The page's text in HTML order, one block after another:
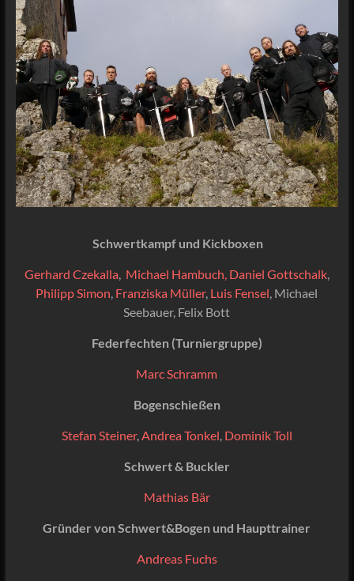
Schwertkampf und Kickboxen
Gerhard Czekalla, Michael Hambuch, Daniel Gottschalk,
Philipp Simon, Franziska Müller, Luis Fensel, Michael
Seebauer, Felix Bott
Federfechten (Turniergruppe)
Marc Schramm
Bogenschießen
Stefan Steiner,Andrea Tonkel, Dominik Toll
Schwert & Buckler
Mathias Bär
Gründer von Schwert&Bogen und Haupttrainer
Andreas Fuchs